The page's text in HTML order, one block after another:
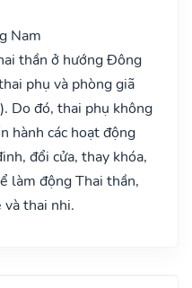
Nam
thần ở hướng Đông
phụ và phòng giã
Do đó, thai phụ không
hành các hoạt động
đổi cửa, thay khóa,
làm động Thai thần,
và thai nhi.